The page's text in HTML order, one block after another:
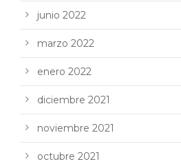
junio 2022
marzo 2022
enero 2022
diciembre 2021
noviembre 2021
octubre 2021